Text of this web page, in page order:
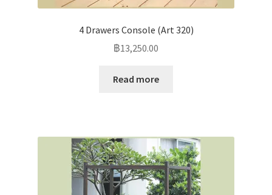
4 Drawers Console (Art 320)
฿13,250.00
Read more